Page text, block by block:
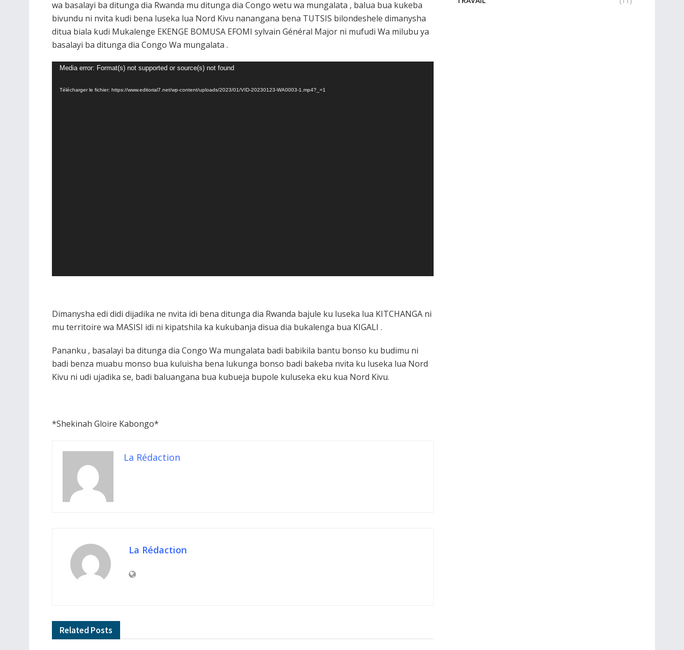
wa basalayi ba ditunga dia Rwanda mu ditunga dia Congo wetu wa mungalata , balua bua kukeba
bivundu ni nvita kudi bena luseka lua Nord Kivu nanangana bena TUTSIS bilondeshele dimanysha
ditua biala kudi Mukalenge EKENGE BOMUSA EFOMI sylvain Général Major ni mufudi Wa milubu ya
basalayi ba ditunga dia Congo Wa mungalata .
Lecteur
Media error: Format(s) not supported or source(s) not found
Télécharger le fichier: https://www.editorial7.net/wp-content/uploads/2023/01/VID-20230123-WA0003-1.mp4?_=1
Dimanysha edi didi dijadika ne nvita idi bena ditunga dia Rwanda bajule ku luseka lua KITCHANGA ni
mu territoire wa MASISI idi ni kipatshila ka kukubanja disua dia bukalenga bua KIGALI .
Pananku , basalayi ba ditunga dia Congo Wa mungalata badi babikila bantu bonso ku budimu ni
badi benza muabu monso bua kuluisha bena lukunga bonso badi bakeba nvita ku luseka lua Nord
Kivu ni udi ujadika se, badi baluangana bua kubueja bupole kuluseka eku kua Nord Kivu.
*Shekinah Gloire Kabongo*
La Rédaction
La Rédaction
Related Posts